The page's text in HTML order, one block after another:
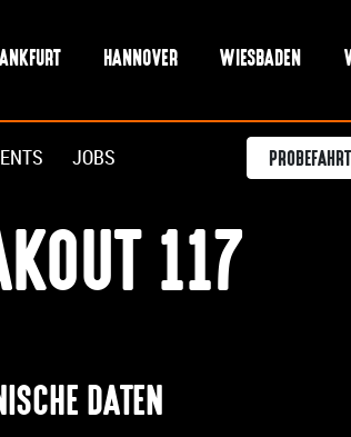
HANNOVER WIESBADEN
JOBS
117
DATEN